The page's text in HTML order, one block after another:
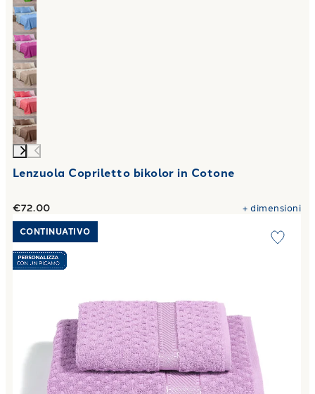
Lenzuola Copriletto bikolor in Cotone
€72.00 +dimensioni
Link to "Asciugamano con Ospite Sirena in Cotone 450 gr/
CONTINUATIVO